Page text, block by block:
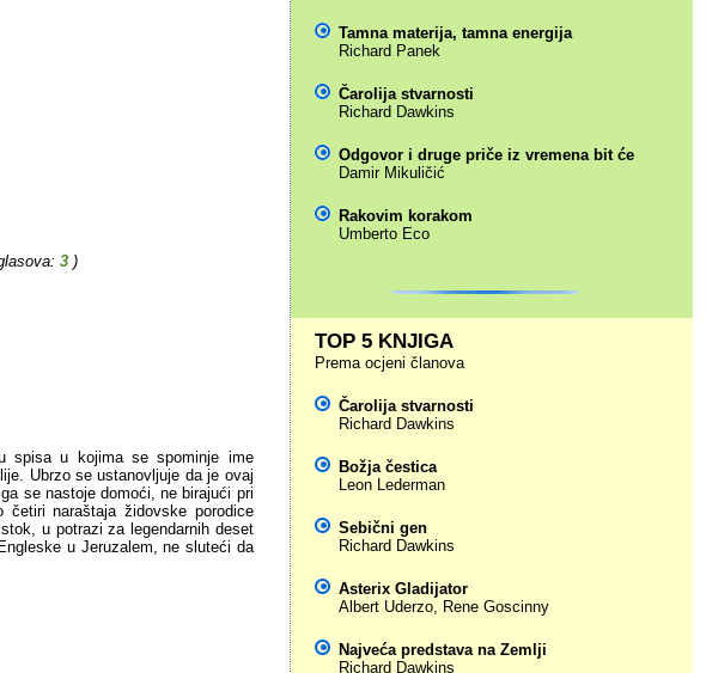
3 )
spisa u kojima se spominje ime
Ubrzo se ustanovljuje da je ovaj
se nastoje domoći, ne birajući pri
naraštaja židovske porodice
u potrazi za legendarnih deset
u Jeruzalem, ne sluteći da
Tamna materija, tamna energija
Richard Panek
Čarolija stvarnosti
Richard Dawkins
Odgovor i druge priče iz vremena bit će
Damir Mikuličić
Rakovim korakom
Umberto Eco
TOP 5 KNJIGA
Prema ocjeni članova
Čarolija stvarnosti
Richard Dawkins
Božja čestica
Leon Lederman
Sebični gen
Richard Dawkins
Asterix Gladijator
Albert Uderzo, Rene Goscinny
Najveća predstava na Zemlji
Richard Dawkins